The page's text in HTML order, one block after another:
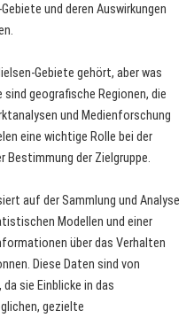
und deren Auswirkungen
Gebiete gehört, aber was
geografische Regionen, die
und Medienforschung
eine wichtige Rolle bei der
Bestimmung der Zielgruppe.
auf der Sammlung und Analyse
Modellen und einer
über das Verhalten
Diese Daten sind von
sie Einblicke in das
gezielte